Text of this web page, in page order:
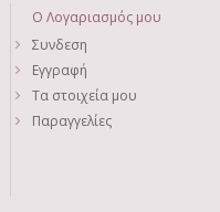
Ο Λογαριασμός μου
Συνδεση
Εγγραφή
Τα στοιχεία μου
Παραγγελίες